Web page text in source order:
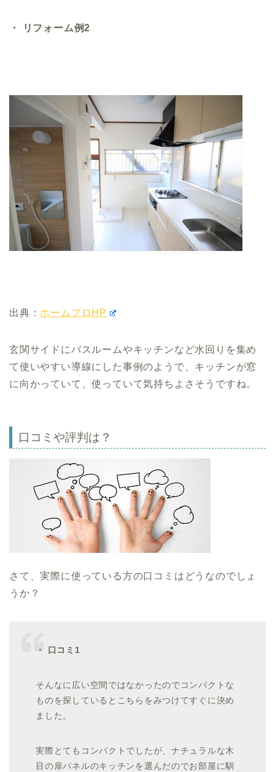
・ リフォーム例2
出典：ホームプロHP
玄関サイドにバスルームやキッチンなど水回りを集め
て使いやすい導線にした事例のようで、キッチンが窓
に向かっていて、使っていて気持ちよさそうですね。
口コミや評判は？
さて、実際に使っている方の口コミはどうなのでしょ
うか？
・ 口コミ1
そんなに広い空間ではなかったのでコンパクトな
ものを探しているとこちらをみつけてすぐに決め
ました。
実際とてもコンパクトでしたが、ナチュラルな木
目の扉パネルのキッチンを選んだのでお部屋に馴